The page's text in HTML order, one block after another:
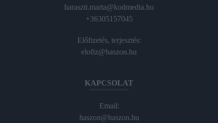
haraszti.marta@kodmedia.hu
+36305157045
Előfizetés, terjesztés:
elofiz@haszon.hu
KAPCSOLAT
Email:
haszon@haszon.hu